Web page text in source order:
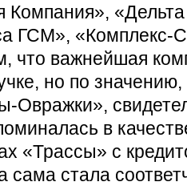
Компания»,
ГСМ», «Комплекс-
что важнейшая
но по
Овражки»,
в
«Трассы» с
сама стала